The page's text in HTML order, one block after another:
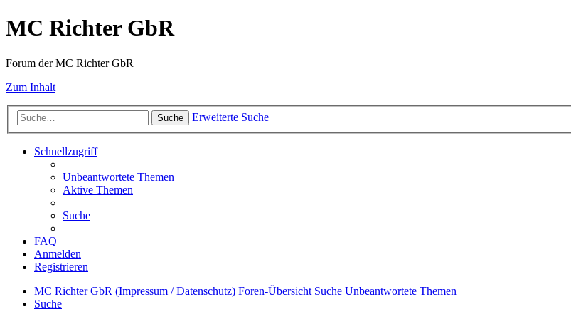
MC Richter GbR
Forum der MC Richter GbR
Zum Inhalt
Suche Erweiterte Suche
Schnellzugriff
Unbeantwortete Themen
Aktive Themen
Suche
FAQ
Anmelden
Registrieren
MC Richter GbR (Impressum / Datenschutz) Foren-Übersicht Suche Unbeantwortete Themen
Suche